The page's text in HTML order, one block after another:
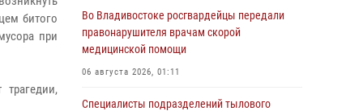
битого
при
Во Владивостоке росгвардейцы передали
правонарушителя врачам скорой
медицинской помощи
06 августа 2026, 01:11
Специалисты подразделений тылового